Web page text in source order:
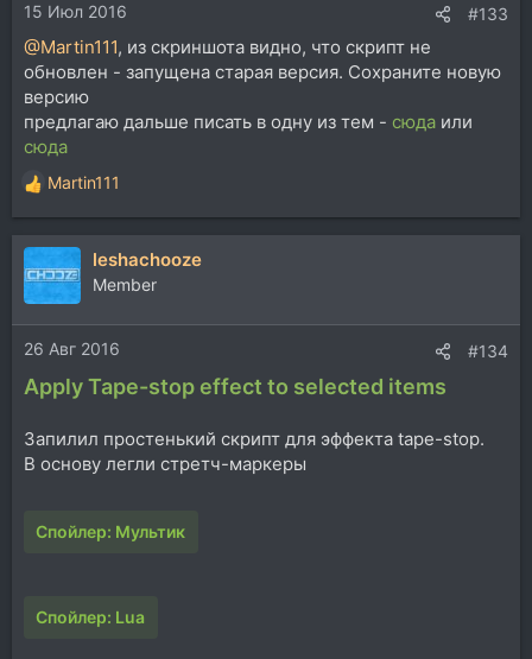
15 Июл 2016 #133
@Martin111, из скриншота видно, что скрипт не
обновлен - запущена старая версия. Сохраните новую
версию
предлагаю дальше писать в одну из тем - сюда или
сюда
Р
е
а
ц
и
и
:
Martin111
leshachooze
Member
26 Авг 2016 #134
Apply Tape-stop effect to selected items
Запилил простенький скрипт для эффекта tape-stop.
В основу легли стретч-маркеры
Спойлер: Мультик
Спойлер: Lua